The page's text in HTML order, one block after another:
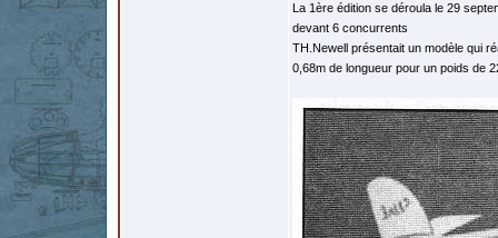
La 1ère édition se déroula le 29
devant 6 concurrents
TH.Newell présentait un modèle qui
0,68m de longueur pour un poids de